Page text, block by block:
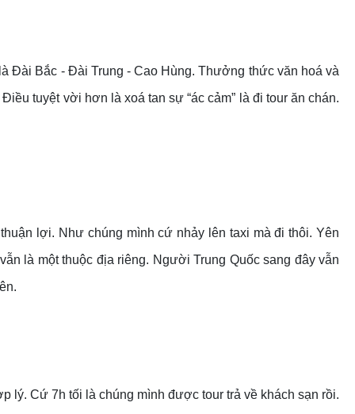
Đài Bắc - Đài Trung - Cao Hùng. Thưởng thức văn hoá và
tuyệt vời hơn là xoá tan sự “ác cảm” là đi tour ăn chán.
lợi. Như chúng mình cứ nhảy lên taxi mà đi thôi. Yên
là một thuộc địa riêng. Người Trung Quốc sang đây vẫn
lý. Cứ 7h tối là chúng mình được tour trả về khách sạn rồi.